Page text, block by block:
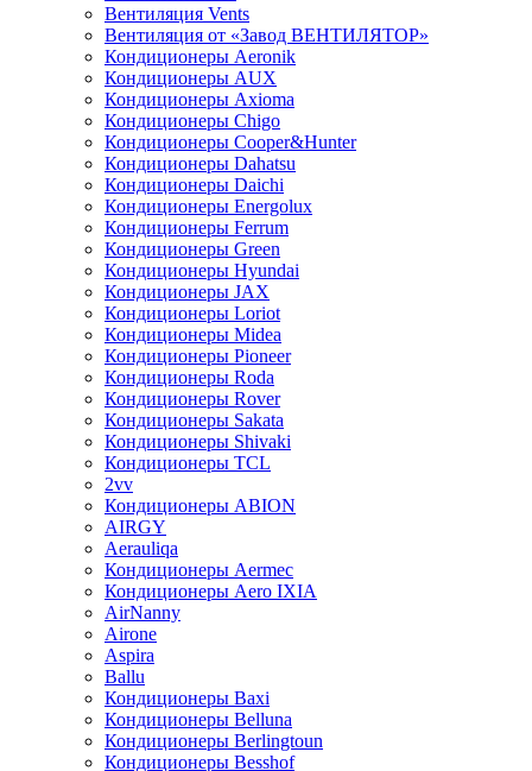
Вентиляция Vents
Вентиляция от «Завод ВЕНТИЛЯТОР»
Кондиционеры Aeronik
Кондиционеры AUX
Кондиционеры Axioma
Кондиционеры Chigo
Кондиционеры Cooper&Hunter
Кондиционеры Dahatsu
Кондиционеры Daichi
Кондиционеры Energolux
Кондиционеры Ferrum
Кондиционеры Green
Кондиционеры Hyundai
Кондиционеры JAX
Кондиционеры Loriot
Кондиционеры Midea
Кондиционеры Pioneer
Кондиционеры Roda
Кондиционеры Rover
Кондиционеры Sakata
Кондиционеры Shivaki
Кондиционеры TCL
2vv
Кондиционеры ABION
AIRGY
Aerauliqa
Кондиционеры Aermec
Кондиционеры Aero IXIA
AirNanny
Airone
Aspira
Ballu
Кондиционеры Baxi
Кондиционеры Belluna
Кондиционеры Berlingtoun
Кондиционеры Besshof